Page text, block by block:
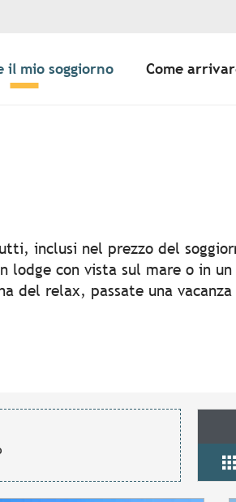
il mio soggiorno Come
inclusi nel prezzo del
con vista sul mare o in un
relax, passate una vacanza